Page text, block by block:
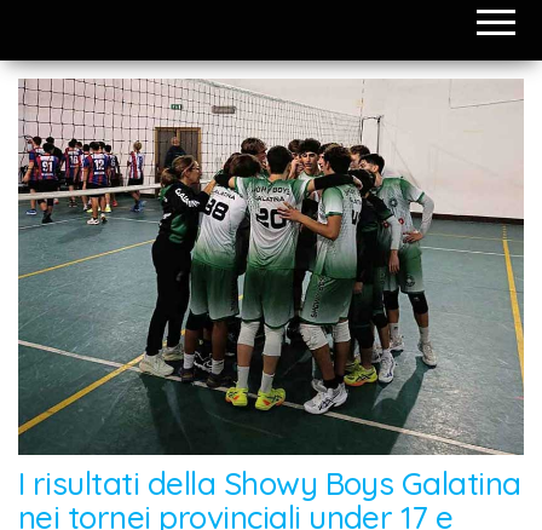
I risultati della Showy Boys Galatina
nei tornei provinciali under 17 e